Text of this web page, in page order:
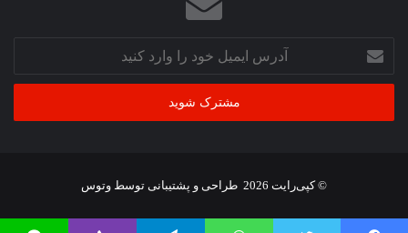
ایمیل
خود
وارد
© کپی‌رایت 2026 طراحی و پشتیبانی توسط وتوس